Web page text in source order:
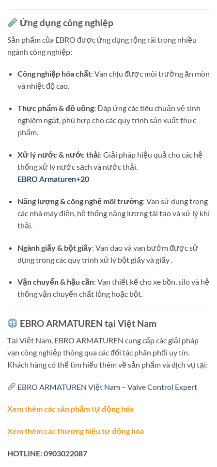
Ứng dụng công nghiệp
Sản phẩm của EBRO được ứng dụng rộng rãi trong nhiều
ngành công nghiệp:
Công nghiệp hóa chất: Van chịu được môi trường ăn mòn
và nhiệt độ cao.
Thực phẩm & đồ uống: Đáp ứng các tiêu chuẩn vệ sinh
nghiêm ngặt, phù hợp cho các quy trình sản xuất thực
phẩm.
Xử lý nước & nước thải: Giải pháp hiệu quả cho các hệ
thống xử lý nước sạch và nước thải.
EBRO Armaturen+20
EBRO Armaturen+20
EBRO Armaturen+20
Năng lượng & công nghệ môi trường: Van sử dụng trong
các nhà máy điện, hệ thống năng lượng tái tạo và xử lý khí
thải.
Ngành giấy & bột giấy: Van dao và van bướm được sử
dụng trong các quy trình xử lý bột giấy và giấy.
Vận chuyển & hậu cần: Van thiết kế cho xe bồn, silo và hệ
thống vận chuyển chất lỏng hoặc bột.
EBRO ARMATUREN tại Việt Nam
Tại Việt Nam, EBRO ARMATUREN cung cấp các giải pháp
van công nghiệp thông qua các đối tác phân phối uy tín.
Khách hàng có thể tìm hiểu thêm về sản phẩm và dịch vụ tại:
EBRO ARMATUREN Việt Nam – Valve Control Expert
Xem thêm các sản phẩm tự động hóa
Xem thêm các thương hiệu tự động hóa
HOTLINE: 0903022087